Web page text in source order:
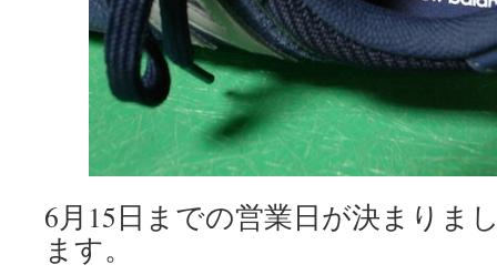
6月15日までの営業日が決まりま
ます。